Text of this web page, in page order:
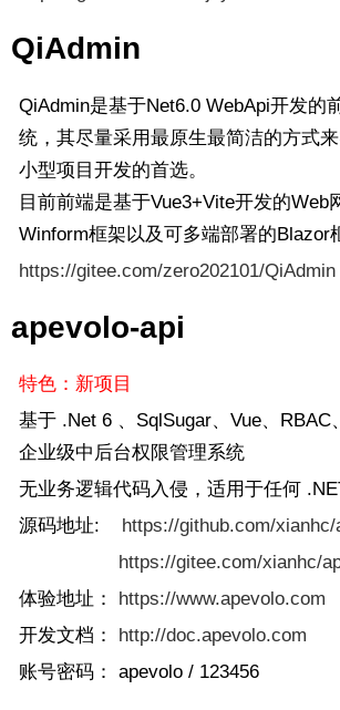
QiAdmin
QiAdmin是基于Net6.0 WebApi开发的
统，其尽量采用最原生最简洁的方式
小型项目开发的首选。
目前前端是基于Vue3+Vite开发的Web
Winform框架以及可多端部署的Blazor
https://gitee.com/zero202101/QiAdmin
apevolo-api
特色：新项目
基于 .Net 6 、SqlSugar、Vue、
企业级中后台权限管理系统
无业务逻辑代码入侵，适用于任何
源码地址:
https://github.com/xianhc/
https://gitee.com/xianhc/
体验地址：
https://www.apevolo.com
开发文档：
http://doc.apevolo.com
账号密码： apevolo / 123456